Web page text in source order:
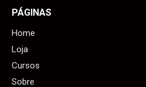
PÁGINAS
Home
Loja
Cursos
Sobre